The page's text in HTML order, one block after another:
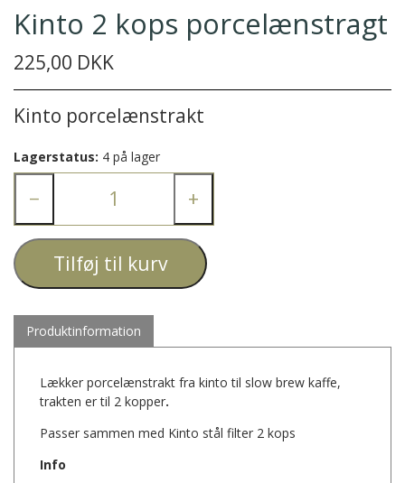
Kinto 2 kops porcelænstragt
225,00 DKK
Kinto porcelænstrakt
Lagerstatus: 4 på lager
− +
Tilføj til kurv
Produktinformation
Lækker porcelænstrakt fra kinto til slow brew kaffe,
trakten er til 2 kopper.
Passer sammen med Kinto stål filter 2 kops
Info